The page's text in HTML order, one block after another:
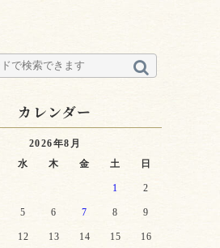
カレンダー
2026年8月
水 木 金 土 日
1 2
5 6 7 8 9
12 13 14 15 16